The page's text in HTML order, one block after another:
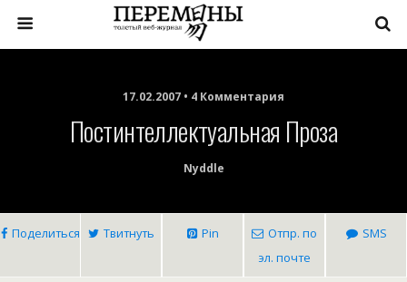
17.02.2007 • 4 Комментария
Постинтеллектуальная Проза
Nyddle
Поделиться Твитнуть Pin
Отпр. по
эл. почте
SMS